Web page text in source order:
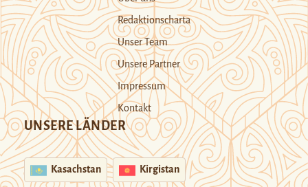
Redaktionscharta
Unser Team
Unsere Partner
Impressum
Kontakt
UNSERE LÄNDER
Kasachstan Kirgistan